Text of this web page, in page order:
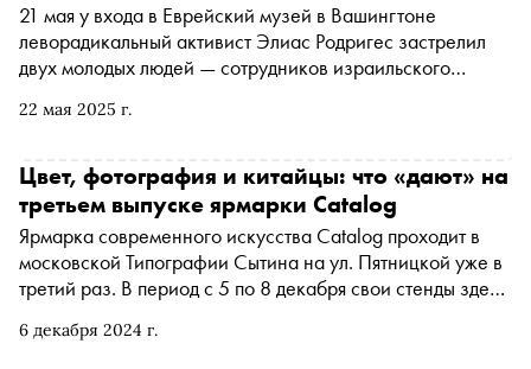
22 мая 2025 г.
21 мая у входа в Еврейский музей в Вашингтоне
леворадикальный активист Элиас Родригес застрелил
двух молодых людей — сотрудников израильского
«Сноб» выяснил, что известно о жертвах и убийце по
6 декабря 2024 г.
Цвет, фотография и китайцы: что «дают» на
третьем выпуске ярмарки Catalog
Ярмарка современного искусства Catalog проходит в
московской Типографии Сытина на ул. Пятницкой уже в
третий раз. В период с 5 по 8 декабря свои стенды здесь
недочеты прошлых двух выставок учли организаторы,